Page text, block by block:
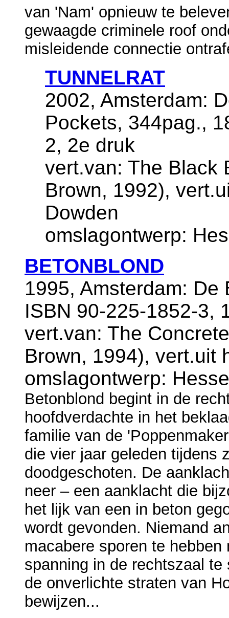
van 'Nam' opnieuw te
gewaagde criminele roof
misleidende connectie
TUNNELRAT
2002, Amsterdam:
Pockets, 344pag.,
2, 2e druk
vert.van: The Black
Brown, 1992),
Dowden
omslagontwerp:
BETONBLOND
1995, Amsterdam:
ISBN 90-225-1852-3,
vert.van: The
Brown, 1994), vert.uit
omslagontwerp:
Betonblond begint in de
hoofdverdachte in het
familie van de
die vier jaar geleden tijdens
doodgeschoten. De
neer – een aanklacht die
het lijk van een in beton
wordt gevonden. Niemand
macabere sporen te
spanning in de rechtszaal
de onverlichte straten van
bewijzen...